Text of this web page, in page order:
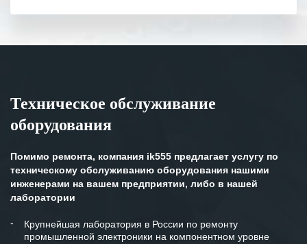
Особенно хочется отметить высокую
клиентоориентированность
готовность помочь в самых сложных
Мы высоко ценим сложившиеся
и доверительные партнерские
отношения и искренне желаем
Техническое обслуживание
оборудования
Помимо ремонта, компания ik555 предлагает услугу по
техническому обслуживанию оборудования нашими
инженерами на вашем предприятии, либо в нашей
лаборатории
Крупнейшая лаборатория в России по ремонту
промышленной электроники на компонентном уровне